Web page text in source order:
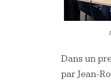
Dans un
par Jean-